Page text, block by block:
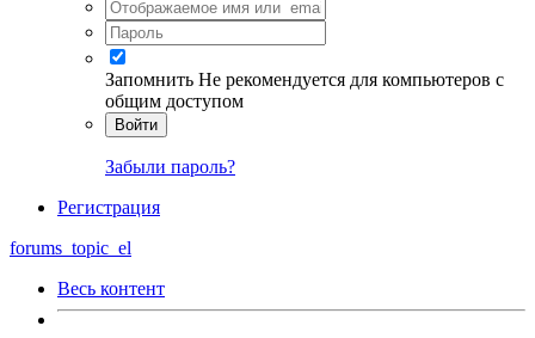
Запомнить Не рекомендуется для компьютеров с
общим доступом
Войти
Забыли пароль?
Регистрация
forums_topic_el
Весь контент